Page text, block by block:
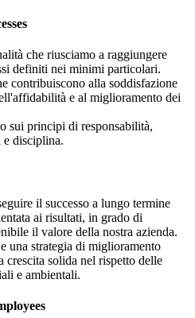
che riusciamo a raggiungere
definiti nei minimi particolari.
contribuiscono alla soddisfazione
e al miglioramento dei
sui principi di responsabilità,
e disciplina.
il successo a lungo termine
ai risultati, in grado di
il valore della nostra azienda.
una strategia di miglioramento
crescita solida nel rispetto delle
e ambientali.